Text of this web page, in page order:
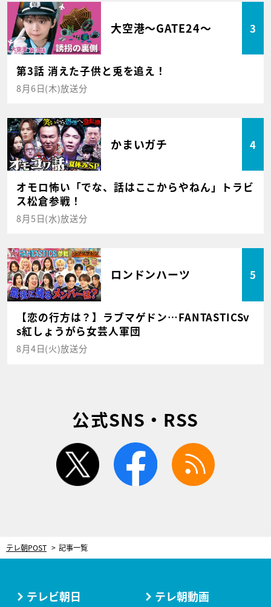
大空港～GATE24～ 3
第3話 消えた子供と兎を追え！
8月6日(木)放送分
かまいガチ 4
オモロ怖い「でな、話はここからやねん」トラビ
ス松倉参戦！
8月5日(水)放送分
ロンドンハーツ 5
【恋の行方は？】ラブマゲドン…FANTASTICSv
s紅しょうがら女芸人軍団
8月4日(火)放送分
公式SNS・RSS
twitter facebook
テレ朝POST 記事一覧
テレビ朝日 テレ朝動画